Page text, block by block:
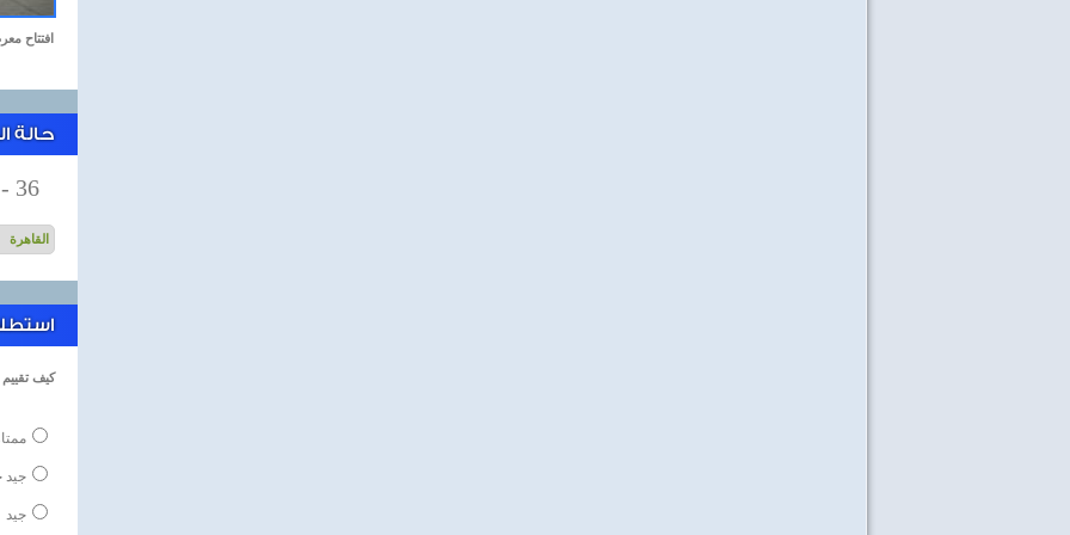
افتتاح
حالة
36
كيف تقييم
جيد
جيد